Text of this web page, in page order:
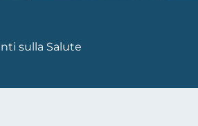
sulla Salute